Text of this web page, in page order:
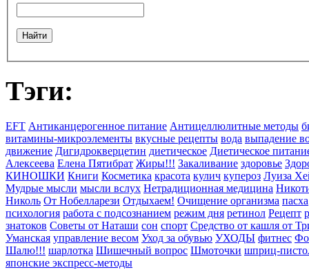
Тэги:
EFT Антиканцерогенное питание Антицеллюлитные методы
витамины-микроэлементы вкусные рецепты вода выпадение
движение Дигидрокверцетин диетическое Диетическое
Алексеева Елена Пятибрат Жиры!!! Закаливание здоровье
КИНОШКИ Книги Косметика красота кулич купероз Луиза
Мудрые мысли мысли вслух Нетрадиционная медицина
Николь От Нобелларези Отдыхаем! Очищение организма пасха
психология работа с подсознанием режим дня ретинол Рецепт
знатоков Советы от Наташи сон спорт Средство от кашля от
Уманская управление весом Уход за обувью УХОДЫ фитнес
Шалю!!! шарлотка Шишечный вопрос Шмоточки шприц-
японские экспресс-методы